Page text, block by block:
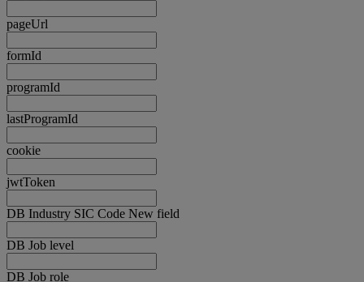
pageUrl
formId
programId
lastProgramId
cookie
jwtToken
DB Industry SIC Code New field
DB Job level
DB Job role